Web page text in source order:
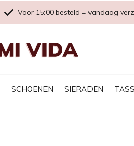
SCHOENEN SIERADEN
Voor 15:00 besteld = vandaag